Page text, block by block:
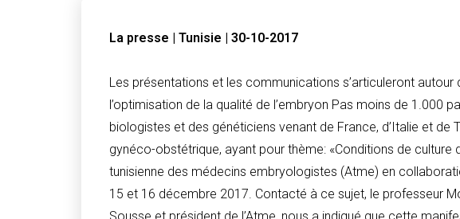
La presse | Tunisie | 30-10-2017
Les présentations et les communications s’articuleront
l’optimisation de la qualité de l’embryon Pas moins de
biologistes et des généticiens venant de France, d’Italie et
gynéco-obstétrique, ayant pour thème: «Conditions de
tunisienne des médecins embryologistes (Atme) en
15 et 16 décembre 2017. Contacté à ce sujet, le professeur